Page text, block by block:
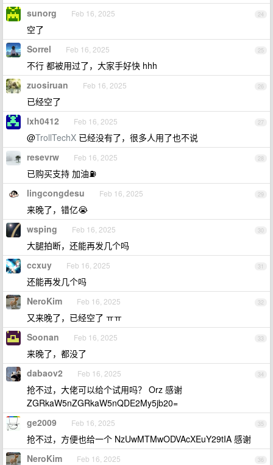
24
sunorg Feb 16, 2025
空了
25
Sorrel Feb 16, 2025
不行 都被用过了，大家手好快 hhh
26
zuosiruan Feb 16, 2025
已经空了
27
lxh0412 Feb 16, 2025
@TrollTechX 已经没有了，很多人用了也不说
28
resevrw Feb 16, 2025
已购买支持 加油⛽️
29
lingcongdesu Feb 16, 2025
来晚了，错亿😭
30
wsping Feb 16, 2025
大腿拍断，还能再发几个吗
31
ccxuy Feb 16, 2025
还能再发几个吗
32
NeroKim Feb 16, 2025
又来晚了，已经空了 ㅠㅠ
33
Soonan Feb 16, 2025
来晚了，都没了
34
dabaov2 Feb 16, 2025
抢不过，大佬可以给个试用吗？ Orz 感谢
ZGRkaW5nZGRkaW5nQDE2My5jb20=
35
ge2009 Feb 16, 2025
抢不过，方便也给一个 NzUwMTMwODVAcXEuY29tIA 感谢
36
NeroKim Feb 16, 2025